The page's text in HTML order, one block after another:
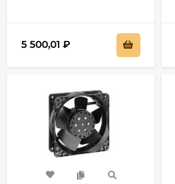
5 500,01